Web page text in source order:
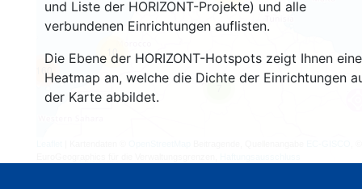
und Liste der HORIZONT-Projekte) und alle
verbundenen Einrichtungen auflisten.
Die Ebene der HORIZONT-Hotspots zeigt Ihnen eine
Heatmap an, welche die Dichte der Einrichtungen
der Karte abbildet.
10
160